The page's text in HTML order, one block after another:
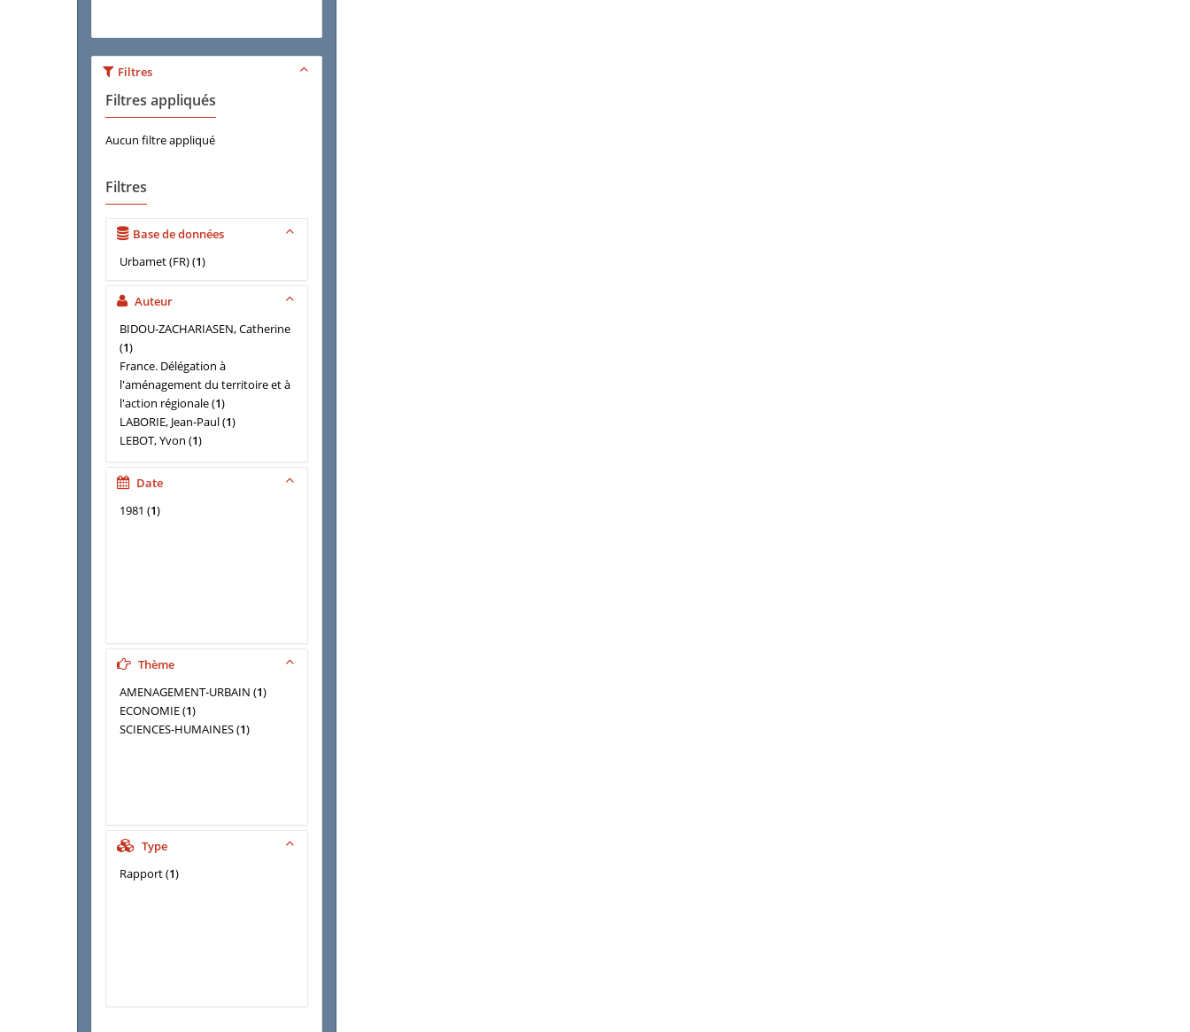
Filtres
Filtres appliqués
Aucun filtre appliqué
Filtres
Base de données
Urbamet (FR)(1)
Auteur
BIDOU-ZACHARIASEN, Catherine
(1)
France. Délégation à
l'aménagement du territoire et à
l'action régionale(1)
LABORIE, Jean-Paul(1)
LEBOT, Yvon (1)
Date
1981 (1)
Thème
AMENAGEMENT-URBAIN (1)
ECONOMIE(1)
SCIENCES-HUMAINES(1)
Type
Rapport(1)